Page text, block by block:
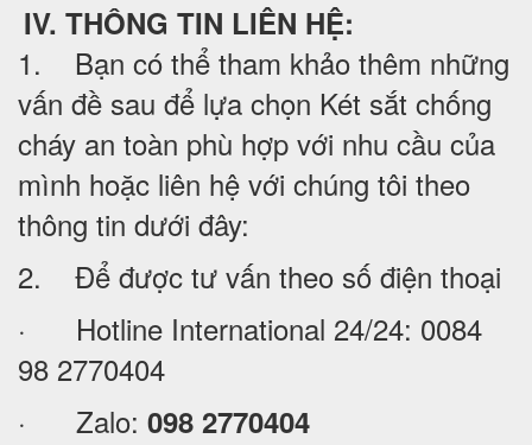
IV. THÔNG TIN LIÊN HỆ:
1. Bạn có thể tham khảo thêm những
vấn đề sau để lựa chọn Két sắt chống
cháy an toàn phù hợp với nhu cầu của
mình hoặc liên hệ với chúng tôi theo
thông tin dưới đây:
2. Để được tư vấn theo số điện thoại
· Hotline International 24/24: 0084
98 2770404
· Zalo: 098 2770404